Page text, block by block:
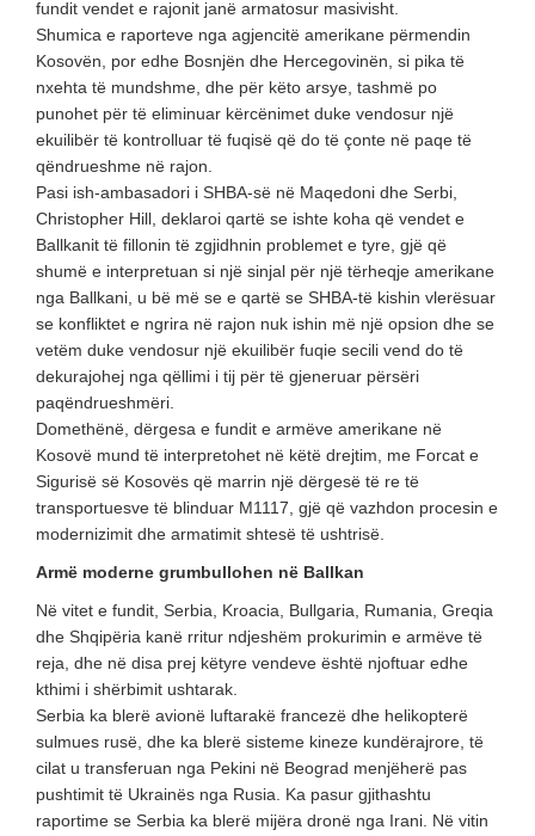
fundit vendet e rajonit janë armatosur masivisht.
Shumica e raporteve nga agjencitë amerikane përmendin
Kosovën, por edhe Bosnjën dhe Hercegovinën, si pika të
nxehta të mundshme, dhe për këto arsye, tashmë po
punohet për të eliminuar kërcënimet duke vendosur një
ekuilibër të kontrolluar të fuqisë që do të çonte në paqe të
qëndrueshme në rajon.
Pasi ish-ambasadori i SHBA-së në Maqedoni dhe Serbi,
Christopher Hill, deklaroi qartë se ishte koha që vendet e
Ballkanit të fillonin të zgjidhnin problemet e tyre, gjë që
shumë e interpretuan si një sinjal për një tërheqje amerikane
nga Ballkani, u bë më se e qartë se SHBA-të kishin vlerësuar
se konfliktet e ngrira në rajon nuk ishin më një opsion dhe se
vetëm duke vendosur një ekuilibër fuqie secili vend do të
dekurajohej nga qëllimi i tij për të gjeneruar përsëri
paqëndrueshmëri.
Domethënë, dërgesa e fundit e armëve amerikane në
Kosovë mund të interpretohet në këtë drejtim, me Forcat e
Sigurisë së Kosovës që marrin një dërgesë të re të
transportuesve të blinduar M1117, gjë që vazhdon procesin e
modernizimit dhe armatimit shtesë të ushtrisë.
Armë moderne grumbullohen në Ballkan
Në vitet e fundit, Serbia, Kroacia, Bullgaria, Rumania, Greqia
dhe Shqipëria kanë rritur ndjeshëm prokurimin e armëve të
reja, dhe në disa prej këtyre vendeve është njoftuar edhe
kthimi i shërbimit ushtarak.
Serbia ka blerë avionë luftarakë francezë dhe helikopterë
sulmues rusë, dhe ka blerë sisteme kineze kundërajrore, të
cilat u transferuan nga Pekini në Beograd menjëherë pas
pushtimit të Ukrainës nga Rusia. Ka pasur gjithashtu
raportime se Serbia ka blerë mijëra dronë nga Irani. Në vitin